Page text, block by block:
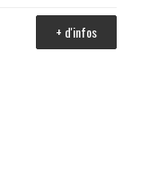
+ d'infos